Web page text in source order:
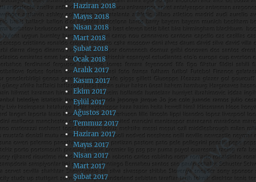
Haziran 2018
Mayıs 2018
Nisan 2018
Mart 2018
Şubat 2018
Ocak 2018
Aralık 2017
Kasım 2017
Ekim 2017
Eylül 2017
Ağustos 2017
Temmuz 2017
Haziran 2017
Mayıs 2017
Nisan 2017
Mart 2017
Şubat 2017